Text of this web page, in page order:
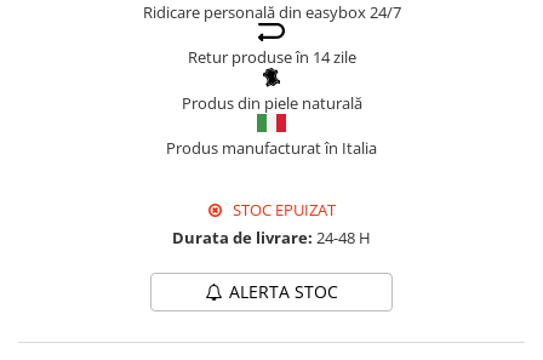
Ridicare personală din easybox 24/7
Retur produse în 14 zile
Produs din piele naturală
Produs manufacturat în Italia
STOC EPUIZAT
Durata de livrare: 24-48 H
ALERTA STOC